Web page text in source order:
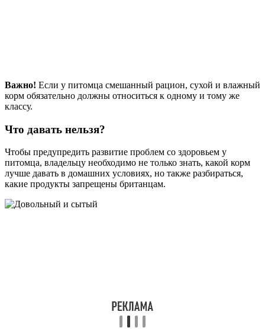
Важно! Если у питомца смешанный рацион, сухой и влажный
корм обязательно должны относиться к одному и тому же
классу.
Что давать нельзя?
Чтобы предупредить развитие проблем со здоровьем у
питомца, владельцу необходимо не только знать, какой корм
лучше давать в домашних условиях, но также разбираться,
какие продукты запрещены британцам.